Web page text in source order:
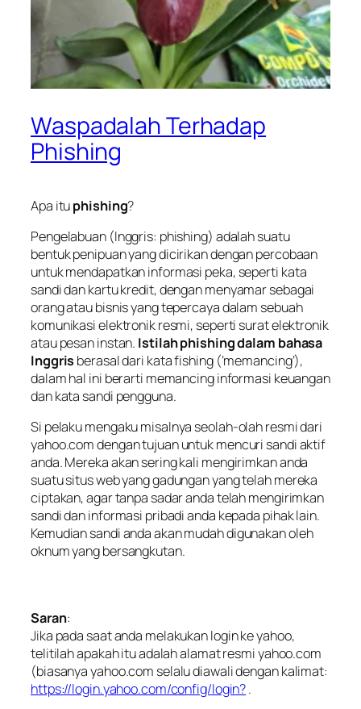
Waspadalah Terhadap
Phishing
Apa ituphishing?
Pengelabuan (Inggris: phishing) adalah suatu
bentuk penipuan yang dicirikan dengan percobaan
untuk mendapatkan informasi peka, seperti kata
sandidankartu kredit, dengan menyamar sebagai
orang atau bisnis yang tepercaya dalam sebuah
komunikasi elektronik resmi, seperti surat elektronik
ataupesan instan. Istilah phishing dalam bahasa
Inggris berasal dari kata fishing (‘memancing‘),
dalam hal ini berarti memancing informasi keuangan
dan kata sandi pengguna.
Si pelaku mengaku misalnya seolah-olah resmi dari
yahoo.com dengan tujuan untuk mencuri sandi aktif
anda. Mereka akan sering kali mengirimkan anda
suatu situs web yang gadungan yang telah mereka
ciptakan, agar tanpa sadar anda telah mengirimkan
sandi dan informasi pribadi anda kepada pihak lain.
Kemudian sandi anda akan mudah digunakan oleh
oknum yang bersangkutan.
Saran:
Jika pada saat anda melakukan login ke yahoo,
telitilah apakah itu adalah alamat resmi yahoo.com
(biasanya yahoo.com selalu diawali dengan kalimat:
https://login.yahoo.com/config/login?.